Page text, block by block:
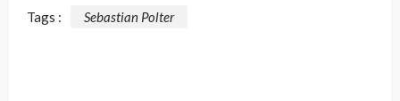
Tags : Sebastian Polter